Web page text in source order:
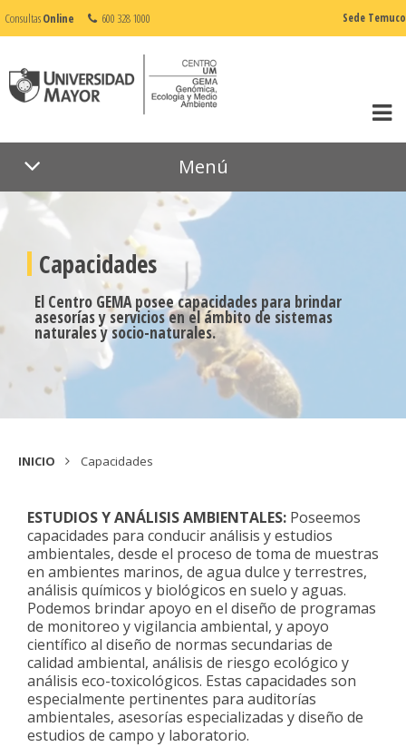
ConsultasOnline 600 328 1000 Sede Temuco
Menú
Capacidades
El Centro GEMA posee capacidades para brindar
asesorías y servicios en el ámbito de sistemas
naturales y socio-naturales.
INICIO Capacidades
ESTUDIOS Y ANÁLISIS AMBIENTALES: Poseemos
capacidades para conducir análisis y estudios
ambientales, desde el proceso de toma de muestras
en ambientes marinos, de agua dulce y terrestres,
análisis químicos y biológicos en suelo y aguas.
Podemos brindar apoyo en el diseño de programas
de monitoreo y vigilancia ambiental, y apoyo
científico al diseño de normas secundarias de
calidad ambiental, análisis de riesgo ecológico y
análisis eco-toxicológicos. Estas capacidades son
especialmente pertinentes para auditorías
ambientales, asesorías especializadas y diseño de
estudios de campo y laboratorio.